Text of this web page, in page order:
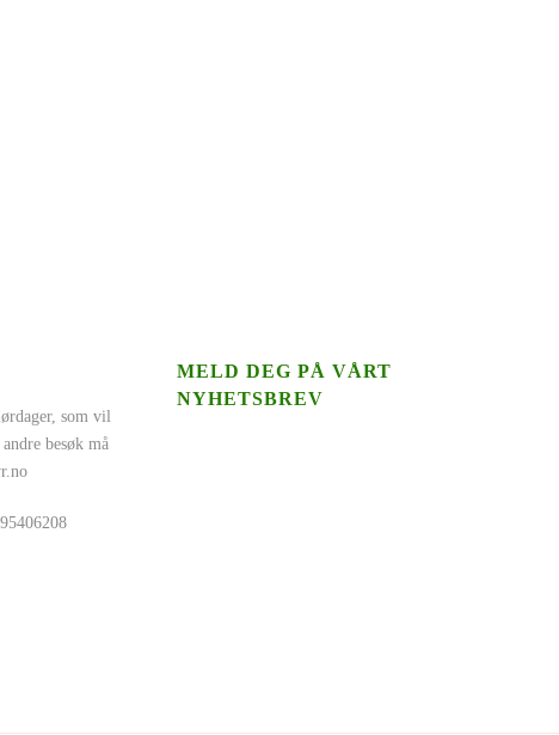
som vil
besøk må
MELD DEG PÅ VÅRT
NYHETSBREV